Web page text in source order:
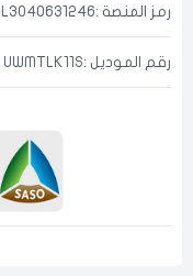
رمز المنصة :AL3040631246
رقم الموديل :UWMTLK11S
اختر المدينة